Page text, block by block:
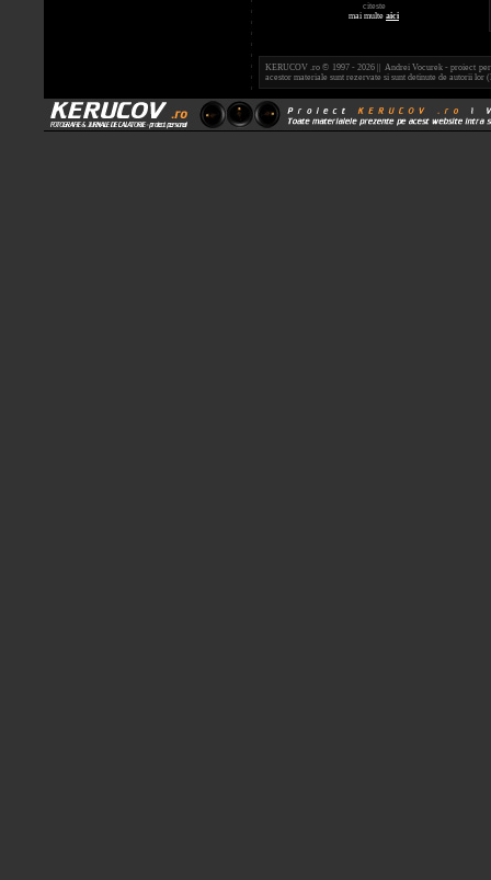
citeste
mai multe aici
KERUCOV .ro © 1997 - 2026 || Andrei Vocurek - proiect
acestor materiale sunt rezervate si sunt detinute de autorii